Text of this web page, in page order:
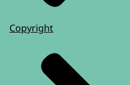
Copyright